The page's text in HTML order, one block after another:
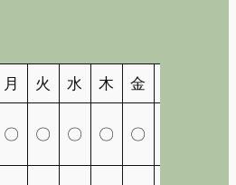
月 火 水 木 金
〇 〇 〇 〇 〇